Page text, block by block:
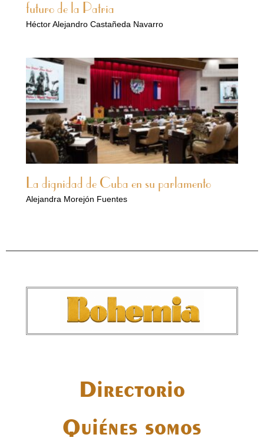
futuro de la Patria
Héctor Alejandro Castañeda Navarro
La dignidad de Cuba en su parlamento
Alejandra Morejón Fuentes
Directorio
Quiénes somos